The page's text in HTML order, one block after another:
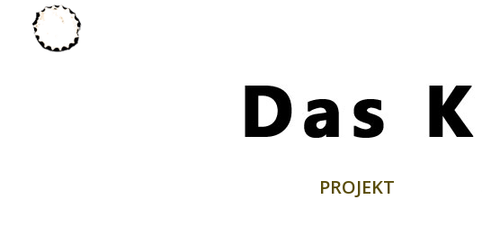
Zum
Inhalt
PROJEKT